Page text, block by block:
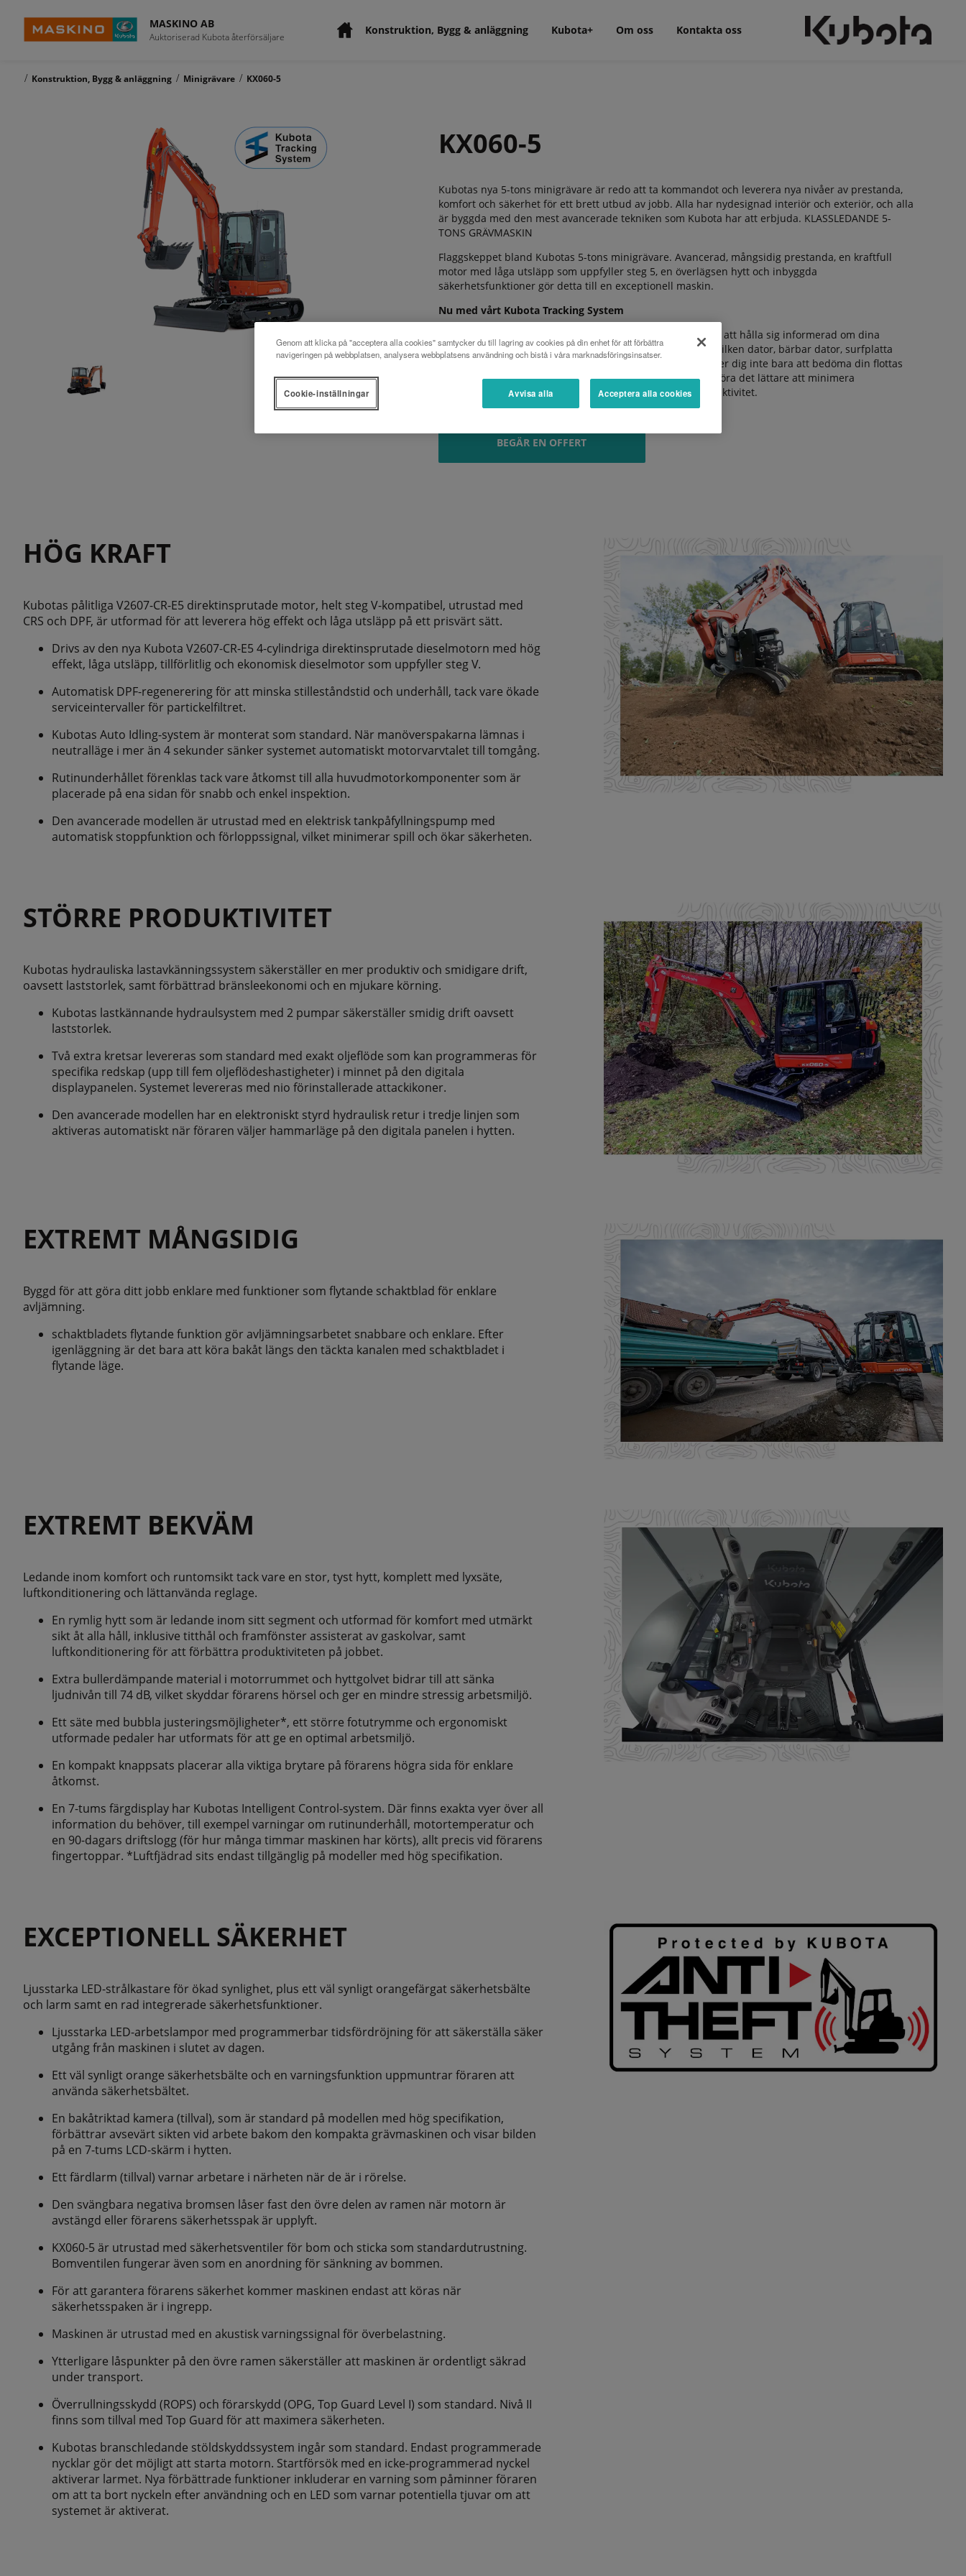
MASKINO AB
Auktoriserad Kubota återförsäljare Konstruktion, Bygg & anläggning Kubota+ Om oss Kontakta oss
/ Konstruktion, Bygg & anläggning / Minigrävare / KX060-5
KX060-5
Kubotas nya 5-tons minigrävare är redo att ta kommandot och leverera nya nivåer av prestanda,
komfort och säkerhet för ett brett utbud av jobb. Alla har nydesignad interiör och exteriör, och alla
är byggda med den mest avancerade tekniken som Kubota har att erbjuda. KLASSLEDANDE 5-
TONS GRÄVMASKIN
Flaggskeppet bland Kubotas 5-tons minigrävare. Avancerad, mångsidig prestanda, en kraftfull
motor med låga utsläpp som uppfyller steg 5, en överlägsen hytt och inbyggda
säkerhetsfunktioner gör detta till en exceptionell maskin.
Nu med vårt Kubota Tracking System
Kubota Tracking System är det smartare och enklare sättet att hålla sig informerad om dina
Kubota-grävmaskiner. Var som helst. När som helst. Från vilken dator, bärbar dator, surfplatta
eller smartphone som helst. Kubotas realtidslösning hjälper dig inte bara att bedöma din flottas
operativa prestanda, det kan också förbättra säkerheten, göra det lättare att minimera
stilleståndstiden och planera underhåll för maximal produktivitet.
BEGÄR EN OFFERT
HÖG KRAFT
Kubotas pålitliga V2607-CR-E5 direktinsprutade motor, helt steg V-kompatibel, utrustad med
CRS och DPF, är utformad för att leverera hög effekt och låga utsläpp på ett prisvärt sätt.
Drivs av den nya Kubota V2607-CR-E5 4-cylindriga direktinsprutade dieselmotorn med hög
effekt, låga utsläpp, tillförlitlig och ekonomisk dieselmotor som uppfyller steg V.
Automatisk DPF-regenerering för att minska stilleståndstid och underhåll, tack vare ökade
serviceintervaller för partickelfiltret.
Kubotas Auto Idling-system är monterat som standard. När manöverspakarna lämnas i
neutralläge i mer än 4 sekunder sänker systemet automatiskt motorvarvtalet till tomgång.
Rutinunderhållet förenklas tack vare åtkomst till alla huvudmotorkomponenter som är
placerade på ena sidan för snabb och enkel inspektion.
Den avancerade modellen är utrustad med en elektrisk tankpåfyllningspump med
automatisk stoppfunktion och förloppssignal, vilket minimerar spill och ökar säkerheten.
STÖRRE PRODUKTIVITET
Kubotas hydrauliska lastavkänningssystem säkerställer en mer produktiv och smidigare drift,
oavsett laststorlek, samt förbättrad bränsleekonomi och en mjukare körning.
Kubotas lastkännande hydraulsystem med 2 pumpar säkerställer smidig drift oavsett
laststorlek.
Två extra kretsar levereras som standard med exakt oljeflöde som kan programmeras för
specifika redskap (upp till fem oljeflödeshastigheter) i minnet på den digitala
displaypanelen. Systemet levereras med nio förinstallerade attackikoner.
Den avancerade modellen har en elektroniskt styrd hydraulisk retur i tredje linjen som
aktiveras automatiskt när föraren väljer hammarläge på den digitala panelen i hytten.
EXTREMT MÅNGSIDIG
Byggd för att göra ditt jobb enklare med funktioner som flytande schaktblad för enklare
avljämning.
schaktbladets flytande funktion gör avljämningsarbetet snabbare och enklare. Efter
igenläggning är det bara att köra bakåt längs den täckta kanalen med schaktbladet i
flytande läge.
EXTREMT BEKVÄM
Ledande inom komfort och runtomsikt tack vare en stor, tyst hytt, komplett med lyxsäte,
luftkonditionering och lättanvända reglage.
En rymlig hytt som är ledande inom sitt segment och utformad för komfort med utmärkt
sikt åt alla håll, inklusive titthål och framfönster assisterat av gaskolvar, samt
luftkonditionering för att förbättra produktiviteten på jobbet.
Extra bullerdämpande material i motorrummet och hyttgolvet bidrar till att sänka
ljudnivån till 74 dB, vilket skyddar förarens hörsel och ger en mindre stressig arbetsmiljö.
Ett säte med bubbla justeringsmöjligheter*, ett större fotutrymme och ergonomiskt
utformade pedaler har utformats för att ge en optimal arbetsmiljö.
En kompakt knappsats placerar alla viktiga brytare på förarens högra sida för enklare
åtkomst.
En 7-tums färgdisplay har Kubotas Intelligent Control-system. Där finns exakta vyer över all
information du behöver, till exempel varningar om rutinunderhåll, motortemperatur och
en 90-dagars driftslogg (för hur många timmar maskinen har körts), allt precis vid förarens
fingertoppar. *Luftfjädrad sits endast tillgänglig på modeller med hög specifikation.
EXCEPTIONELL SÄKERHET
Ljusstarka LED-strålkastare för ökad synlighet, plus ett väl synligt orangefärgat säkerhetsbälte
och larm samt en rad integrerade säkerhetsfunktioner.
Ljusstarka LED-arbetslampor med programmerbar tidsfördröjning för att säkerställa säker
utgång från maskinen i slutet av dagen.
Ett väl synligt orange säkerhetsbälte och en varningsfunktion uppmuntrar föraren att
använda säkerhetsbältet.
En bakåtriktad kamera (tillval), som är standard på modellen med hög specifikation,
förbättrar avsevärt sikten vid arbete bakom den kompakta grävmaskinen och visar bilden
på en 7-tums LCD-skärm i hytten.
Ett färdlarm (tillval) varnar arbetare i närheten när de är i rörelse.
Den svängbara negativa bromsen låser fast den övre delen av ramen när motorn är
avstängd eller förarens säkerhetsspak är upplyft.
KX060-5 är utrustad med säkerhetsventiler för bom och sticka som standardutrustning.
Bomventilen fungerar även som en anordning för sänkning av bommen.
För att garantera förarens säkerhet kommer maskinen endast att köras när
säkerhetsspaken är i ingrepp.
Maskinen är utrustad med en akustisk varningssignal för överbelastning.
Ytterligare låspunkter på den övre ramen säkerställer att maskinen är ordentligt säkrad
under transport.
Överrullningsskydd (ROPS) och förarskydd (OPG, Top Guard Level I) som standard. Nivå II
finns som tillval med Top Guard för att maximera säkerheten.
Kubotas branschledande stöldskyddssystem ingår som standard. Endast programmerade
nycklar gör det möjligt att starta motorn. Startförsök med en icke-programmerad nyckel
aktiverar larmet. Nya förbättrade funktioner inkluderar en varning som påminner föraren
om att ta bort nyckeln efter användning och en LED som varnar potentiella tjuvar om att
systemet är aktiverat.
Genom att klicka på "acceptera alla cookies" samtycker du till lagring av cookies på din enhet för att förbättra
navigeringen på webbplatsen, analysera webbplatsens användning och bistå i våra marknadsföringsinsatser.
Avvisa alla Acceptera alla cookies
Cookie-inställningar